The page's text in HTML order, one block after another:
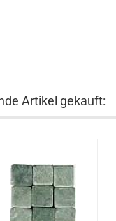
Artikel gekauft: